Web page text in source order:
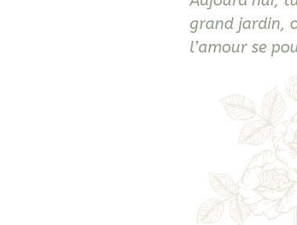
grand jardin,
l’amour se